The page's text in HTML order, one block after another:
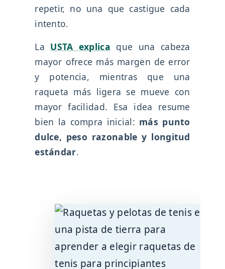
repetir, no una que castigue cada
intento.
La USTA explica que una cabeza
mayor ofrece más margen de error
y potencia, mientras que una
raqueta más ligera se mueve con
mayor facilidad. Esa idea resume
bien la compra inicial: más punto
dulce, peso razonable y longitud
estándar.